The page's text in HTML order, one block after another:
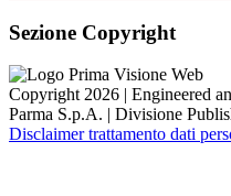
Sezione Copyright
Copyright 2026 | Engineered
Parma S.p.A. | Divisione
Disclaimer trattamento dati